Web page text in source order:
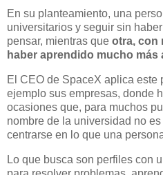
En su planteamiento, una
universitarios y seguir sin
pensar, mientras que otra, con
haber aprendido mucho más
El CEO de SpaceX aplica este
ejemplo sus empresas, donde
ocasiones que, para muchos
nombre de la universidad no
centrarse en lo que una
Lo que busca son perfiles con